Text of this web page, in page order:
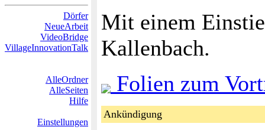
Dörfer
NeueArbeit
VideoBridge
VillageInnovationTalk
AlleOrdner
AlleSeiten
Hilfe
Einstellungen
Mit einem
Kallenbach.
Folien zum
Ankündigung